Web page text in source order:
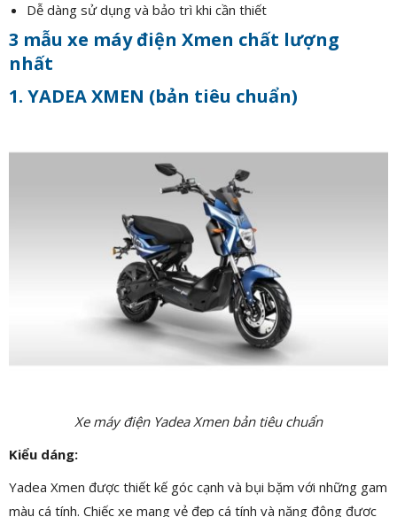
Dễ dàng sử dụng và bảo trì khi cần thiết
3 mẫu xe máy điện Xmen chất lượng
nhất
1. YADEA XMEN (bản tiêu chuẩn)
Xe máy điện Yadea Xmen bản tiêu chuẩn
Kiểu dáng:
Yadea Xmen được thiết kế góc cạnh và bụi bặm với những gam
màu cá tính. Chiếc xe mang vẻ đẹp cá tính và năng động được